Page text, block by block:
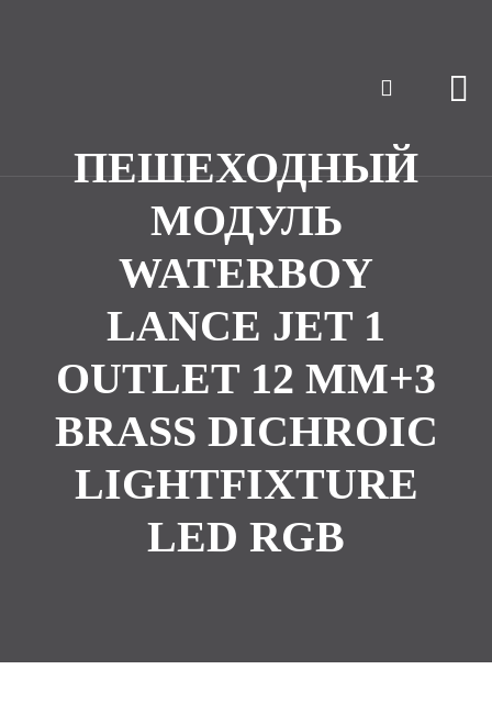
ПЕШЕХОДНЫЙ
МОДУЛЬ
WATERBOY
LANCE JET 1
OUTLET 12 MM+3
BRASS DICHROIC
LIGHTFIXTURE
LED RGB